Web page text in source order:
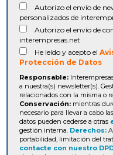
Autorizo el envío de
personalizados de
Autorizo el envío de
interempresas.net
He leído y acepto el
Protección de Datos
Responsable:
a nuestra(s) newsletter(s).
relacionados con la misma o
Conservación: mientras
necesario para llevar a cabo
datos pueden cederse a otras
gestión interna. Derechos:
portabilidad, limitación del
contacte con nuestro